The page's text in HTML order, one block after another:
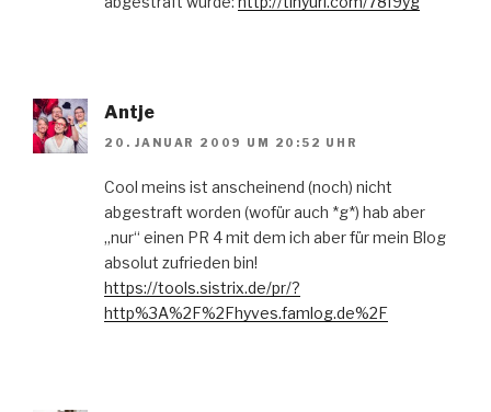
Antje
20. JANUAR 2009 UM 20:52 UHR
Cool meins ist anscheinend (noch) nicht
abgestraft worden (wofür auch *g*) hab aber
„nur“ einen PR 4 mit dem ich aber für mein Blog
absolut zufrieden bin!
https://tools.sistrix.de/pr/?
http%3A%2F%2Fhyves.famlog.de%2F